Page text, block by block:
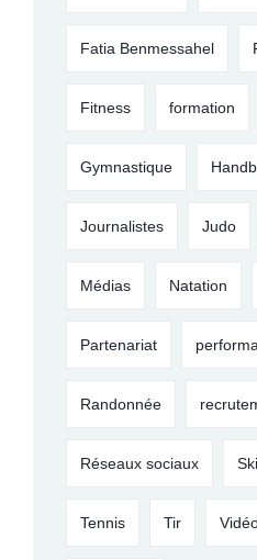
Fatia Benmessahel
Fitness formation
Gymnastique
Journalistes Judo
Médias Natation
Partenariat
Randonnée
Réseaux sociaux Ski
Tennis Tir